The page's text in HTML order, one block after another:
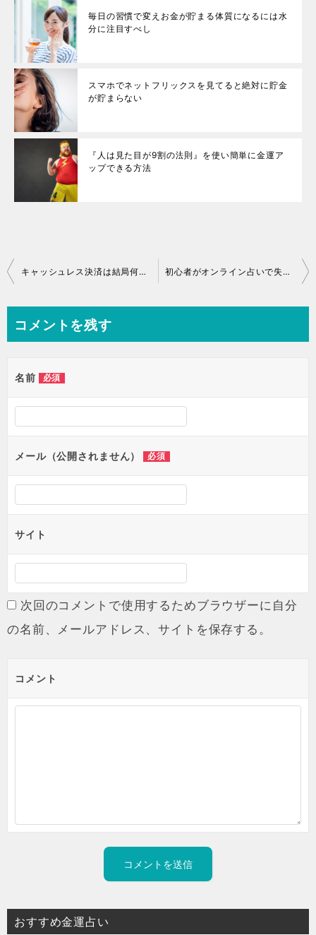
毎日の習慣で変えお金が貯まる体質になるには水
分に注目すべし
スマホでネットフリックスを見てると絶対に貯金
が貯まらない
『人は見た目が9割の法則』を使い簡単に金運ア
ップできる方法
キャッシュレス決済は結局何がお得なのか？分かったことを解説 初心者がオンライン占いで失敗する理由を動画で検証します
コメントを残す
名前 必須
メール（公開されません） 必須
サイト
次回のコメントで使用するためブラウザーに自分
の名前、メールアドレス、サイトを保存する。
コメント
おすすめ金運占い